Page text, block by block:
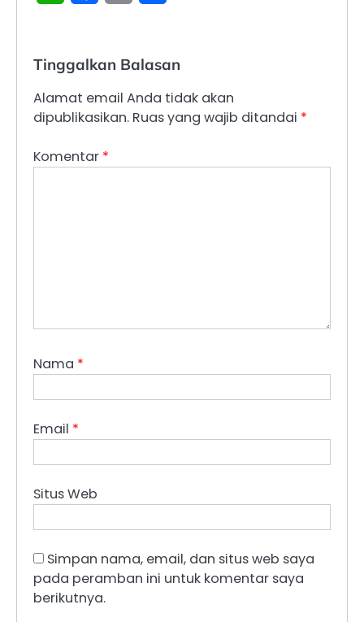
Tinggalkan Balasan
Alamat email Anda tidak akan
dipublikasikan. Ruas yang wajib ditandai *
Komentar *
Nama *
Email *
Situs Web
Simpan nama, email, dan situs web saya
pada peramban ini untuk komentar saya
berikutnya.